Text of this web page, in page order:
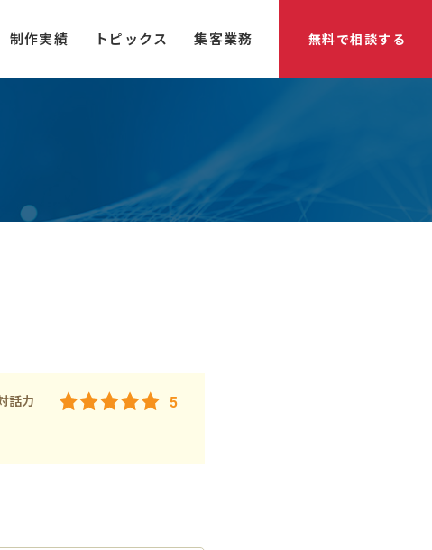
制作実績 トピックス 集客業務 無料で相談する
話力 5